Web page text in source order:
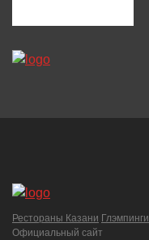
Рестораны Казани Глэмпинги
Официальный сайт